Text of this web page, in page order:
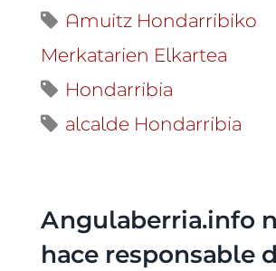
Amuitz Hondarribiko
Merkatarien Elkartea
Hondarribia
alcalde Hondarribia
Angulaberria.info
hace responsable